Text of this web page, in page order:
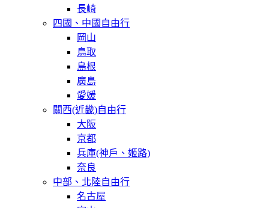
長崎
四國、中國自由行
岡山
鳥取
島根
廣島
愛媛
關西(近畿)自由行
大阪
京都
兵庫(神戶、姬路)
奈良
中部、北陸自由行
名古屋